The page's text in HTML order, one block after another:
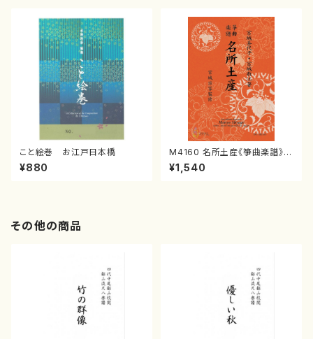
こと絵巻 お江戸日本橋
¥880
M4160 名所土産《箏曲楽譜》
（箏/宮城喜代子・宮城数江著・
宮城宗家監修/箏曲古典楽譜）
¥1,540
その他の商品